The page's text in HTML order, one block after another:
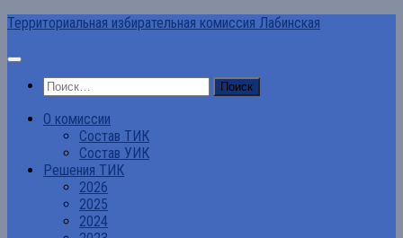
Перейти
содержимому
Территориальная избирательная комиссия Лабинская
Найти:
О комиссии
Состав ТИК
Состав УИК
Решения ТИК
2026
2025
2024